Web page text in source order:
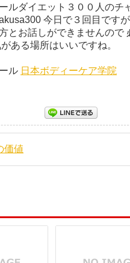
ルダイエット３００人の
今日で３回目です
とお話しができませんので
。 活気があ
ル 日本ボディーケア学院
価値